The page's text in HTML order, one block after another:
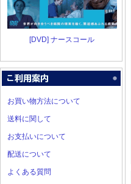
[DVD] ナースコール
お買い物方法について
送料に関して
お支払いについて
配送について
よくある質問